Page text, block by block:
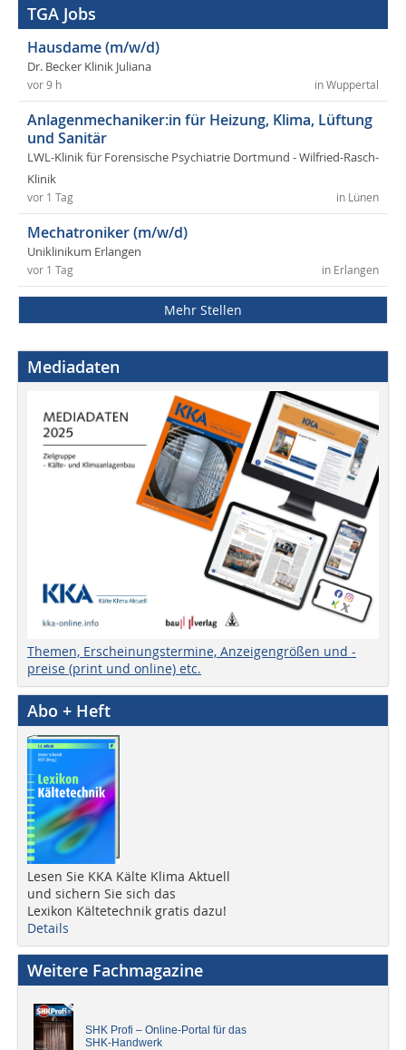
TGA Jobs
Hausdame (m/w/d)
Dr. Becker Klinik Juliana
in Wuppertal
vor 9 h
Anlagenmechaniker:in für Heizung, Klima, Lüftung
und Sanitär
LWL-Klinik für Forensische Psychiatrie Dortmund - Wilfried-Rasch-
Klinik
in Lünen
vor 1 Tag
Mechatroniker (m/w/d)
Uniklinikum Erlangen
in Erlangen
vor 1 Tag
Mehr Stellen
Mediadaten
Themen, Erscheinungstermine, Anzeigengrößen und -
preise (print und online) etc.
Abo + Heft
Lesen Sie KKA Kälte Klima Aktuell
und sichern Sie sich das
Lexikon Kältetechnik gratis dazu!
Details
Weitere Fachmagazine
SHK Profi – Online-Portal für das
SHK-Handwerk